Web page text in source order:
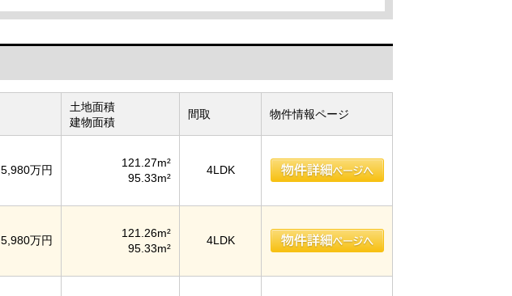
土地面積
建物面積
間取 物件情報ページ
5,980万円
121.27m²
95.33m²
4LDK
5,980万円
121.26m²
95.33m²
4LDK